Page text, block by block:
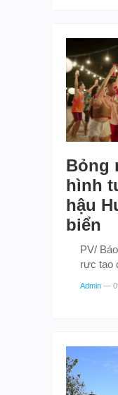
Bỏng
hình
hậu
biển
PV/
rực tạo
Admin —